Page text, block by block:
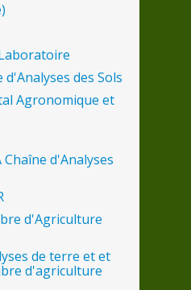
Laboratoire
d'Analyses des Sols
Agronomique et
d'Analyses
d'Agriculture
de terre et et
d'agriculture